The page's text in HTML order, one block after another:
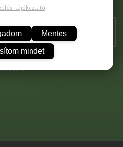
be!
tájékoztató
Mentés
mindet